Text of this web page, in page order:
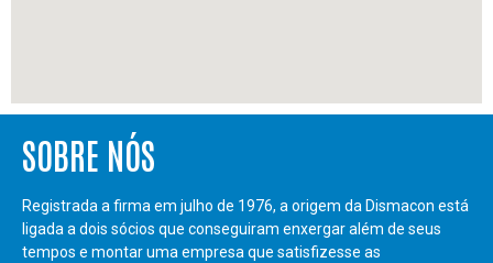
SOBRE NÓS
Registrada a firma em julho de 1976, a origem da Dismacon está
ligada a dois sócios que conseguiram enxergar além de seus
tempos e montar uma empresa que satisfizesse as